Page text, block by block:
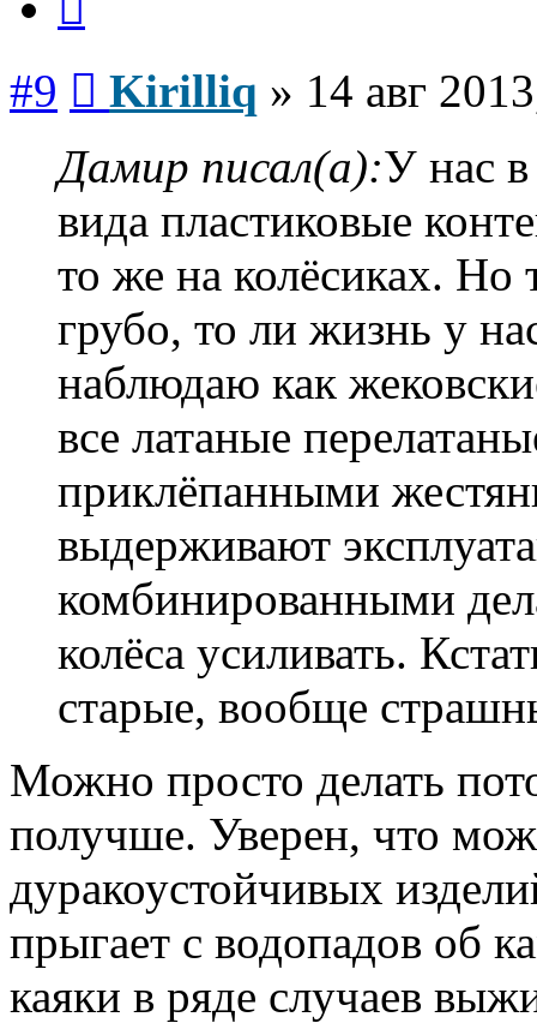
#9 Kirilliq » 14 авг
Дамир писал(а):У нас в
вида пластиковые
то же на колёсиках.
грубо, то ли жизнь у
наблюдаю как
все латаные
приклёпанными
выдерживают
комбинированными
колёса усиливать.
старые, вообще
Можно просто делать
получше. Уверен, что
дуракоустойчивых
прыгает с водопадов об
каяки в ряде случаев